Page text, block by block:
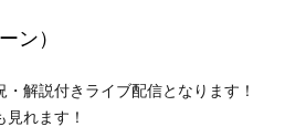
ン）
解説付きライブ配信となります！
れます！